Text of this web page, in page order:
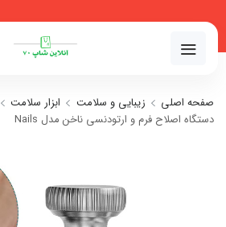
صفحه اصلی زیبایی و سلامت
ابزار سلامت
دستگاه اصلاح فرم و ارتودنسی ناخن مدل Nails